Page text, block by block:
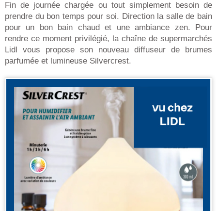
Fin de journée chargée ou tout simplement besoin de
prendre du bon temps pour soi. Direction la salle de bain
pour un bon bain chaud et une ambiance zen. Pour
rendre ce moment privilégié, la chaîne de supermarchés
Lidl vous propose son nouveau diffuseur de brumes
parfumée et lumineuse Silvercrest.